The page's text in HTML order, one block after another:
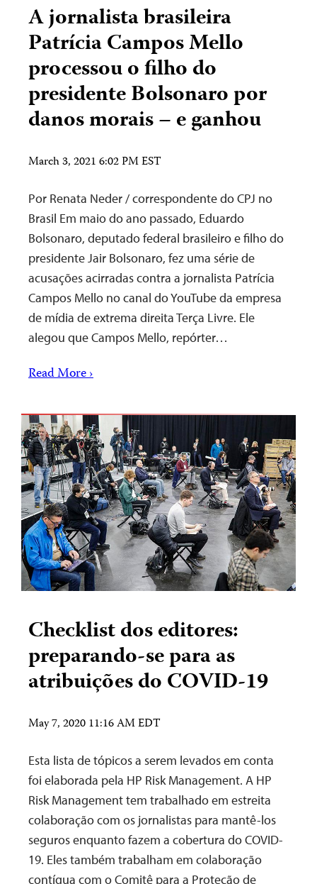
A jornalista brasileira
Patrícia Campos Mello
processou o filho do
presidente Bolsonaro por
danos morais – e ganhou
March 3, 2021 6:02 PM EST
Por Renata Neder / correspondente do CPJ no
Brasil Em maio do ano passado, Eduardo
Bolsonaro, deputado federal brasileiro e filho do
presidente Jair Bolsonaro, fez uma série de
acusações acirradas contra a jornalista Patrícia
Campos Mello no canal do YouTube da empresa
de mídia de extrema direita Terça Livre. Ele
alegou que Campos Mello, repórter…
Read More ›
Checklist dos editores:
preparando-se para as
atribuições do COVID-19
May 7, 2020 11:16 AM EDT
Esta lista de tópicos a serem levados em conta
foi elaborada pela HP Risk Management. A HP
Risk Management tem trabalhado em estreita
colaboração com os jornalistas para mantê-los
seguros enquanto fazem a cobertura do COVID-
19. Eles também trabalham em colaboração
contígua com o Comitê para a Proteção de